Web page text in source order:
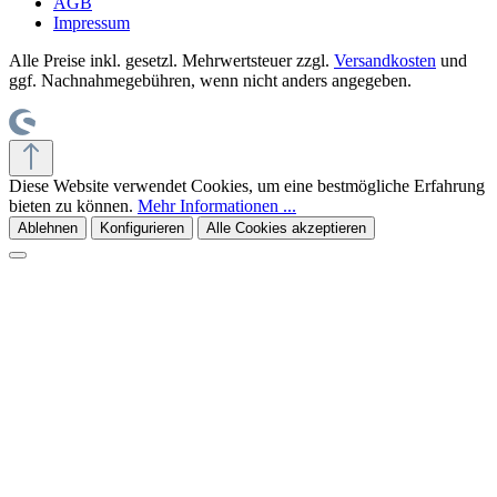
Impressum
Alle Preise inkl. gesetzl. Mehrwertsteuer zzgl. Versandkosten und
ggf. Nachnahmegebühren, wenn nicht anders angegeben.
Diese Website verwendet Cookies, um eine bestmögliche Erfahrung
bieten zu können. Mehr Informationen ...
Ablehnen Konfigurieren Alle Cookies akzeptieren